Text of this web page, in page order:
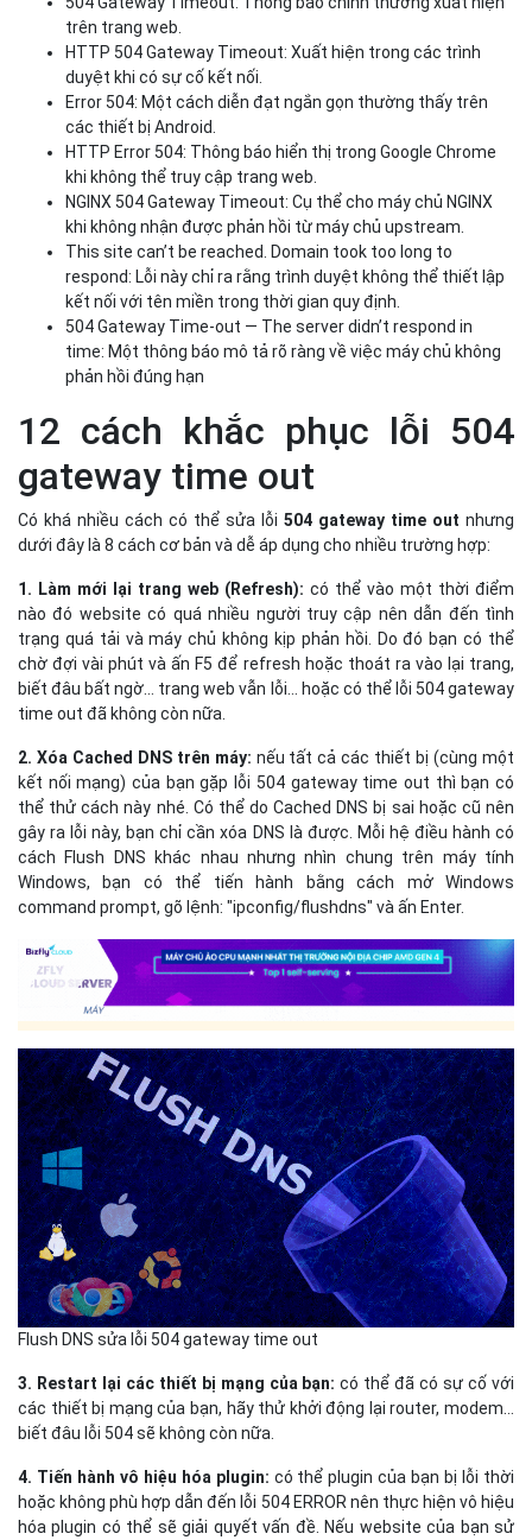
trên trang web.
HTTP 504 Gateway Timeout: Xuất hiện trong các trình
duyệt khi có sự cố kết nối.
Error 504: Một cách diễn đạt ngắn gọn thường thấy trên
các thiết bị Android.
HTTP Error 504: Thông báo hiển thị trong Google Chrome
khi không thể truy cập trang web.
NGINX 504 Gateway Timeout: Cụ thể cho máy chủ NGINX
khi không nhận được phản hồi từ máy chủ upstream.
This site can’t be reached. Domain took too long to
respond: Lỗi này chỉ ra rằng trình duyệt không thể thiết lập
kết nối với tên miền trong thời gian quy định.
504 Gateway Time-out — The server didn’t respond in
time: Một thông báo mô tả rõ ràng về việc máy chủ không
phản hồi đúng hạn
12 cách khắc phục lỗi 504
gateway time out
Có khá nhiều cách có thể sửa lỗi 504 gateway time out nhưng
dưới đây là 8 cách cơ bản và dễ áp dụng cho nhiều trường hợp:
1. Làm mới lại trang web (Refresh): có thể vào một thời điểm
nào đó website có quá nhiều người truy cập nên dẫn đến tình
trạng quá tải và máy chủ không kịp phản hồi. Do đó bạn có thể
chờ đợi vài phút và ấn F5 để refresh hoặc thoát ra vào lại trang,
biết đâu bất ngờ… trang web vẫn lỗi… hoặc có thể lỗi 504 gateway
time out đã không còn nữa.
2. Xóa Cached DNS trên máy: nếu tất cả các thiết bị (cùng một
kết nối mạng) của bạn gặp lỗi 504 gateway time out thì bạn có
thể thử cách này nhé. Có thể do Cached DNS bị sai hoặc cũ nên
gây ra lỗi này, bạn chỉ cần xóa DNS là được. Mỗi hệ điều hành có
cách Flush DNS khác nhau nhưng nhìn chung trên máy tính
Windows, bạn có thể tiến hành bằng cách mở Windows
command prompt, gõ lệnh: "ipconfig/flushdns" và ấn Enter.
Flush DNS sửa lỗi 504 gateway time out
3. Restart lại các thiết bị mạng của bạn: có thể đã có sự cố với
các thiết bị mạng của bạn, hãy thử khởi động lại router, modem…
biết đâu lỗi 504 sẽ không còn nữa.
4. Tiến hành vô hiệu hóa plugin: có thể plugin của bạn bị lỗi thời
hoặc không phù hợp dẫn đến lỗi 504 ERROR nên thực hiện vô hiệu
hóa plugin có thể sẽ giải quyết vấn đề. Nếu website của bạn sử